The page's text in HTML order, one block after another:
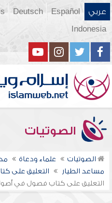
عربي Español
Deutsch
Indonesia
الصوتيات
الصوتيات علماء ودعاة
مساعد الطيار
التعليق على
التعليق على كتاب فصول في أصول